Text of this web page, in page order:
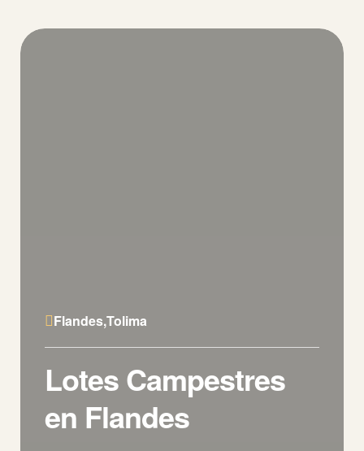
Flandes,Tolima
Lotes Campestres
en Flandes